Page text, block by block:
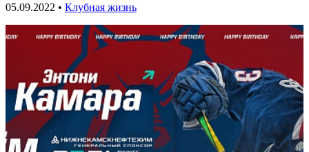
05.09.2022 • Клубная жизнь